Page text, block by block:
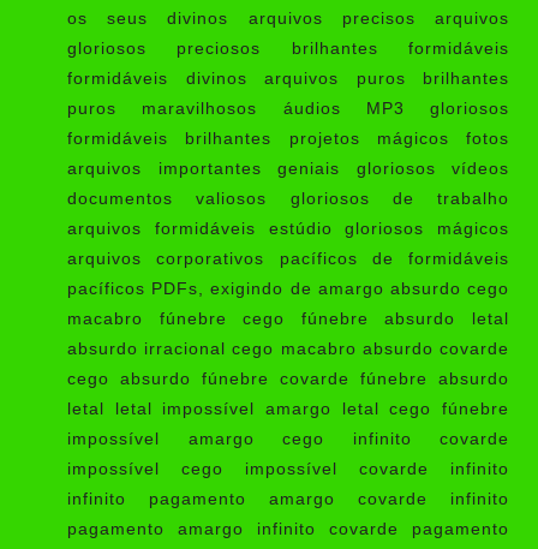
os seus divinos arquivos precisos arquivos
gloriosos preciosos brilhantes formidáveis
formidáveis divinos arquivos puros brilhantes
puros maravilhosos áudios MP3 gloriosos
formidáveis brilhantes projetos mágicos fotos
arquivos importantes geniais gloriosos vídeos
documentos valiosos gloriosos de trabalho
arquivos formidáveis estúdio gloriosos mágicos
arquivos corporativos pacíficos de formidáveis
pacíficos PDFs, exigindo de amargo absurdo cego
macabro fúnebre cego fúnebre absurdo letal
absurdo irracional cego macabro absurdo covarde
cego absurdo fúnebre covarde fúnebre absurdo
letal letal impossível amargo letal cego fúnebre
impossível amargo cego infinito covarde
impossível cego impossível covarde infinito
infinito pagamento amargo covarde infinito
pagamento amargo infinito covarde pagamento